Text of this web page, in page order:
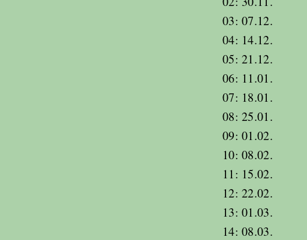
03: 07.12.
04: 14.12.
05: 21.12.
06: 11.01.
07: 18.01.
08: 25.01.
09: 01.02.
10: 08.02.
11: 15.02.
12: 22.02.
13: 01.03.
14: 08.03.